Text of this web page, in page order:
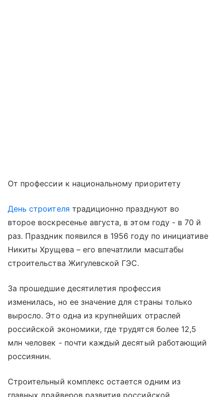
От профессии к национальному приоритету
День строителя традиционно празднуют во
второе воскресенье августа, в этом году - в 70 й
раз. Праздник появился в 1956 году по инициативе
Никиты Хрущева – его впечатлили масштабы
строительства Жигулевской ГЭС.
За прошедшие десятилетия профессия
изменилась, но ее значение для страны только
выросло. Это одна из крупнейших отраслей
российской экономики, где трудятся более 12,5
млн человек - почти каждый десятый работающий
россиянин.
Строительный комплекс остается одним из
главных драйверов развития российской